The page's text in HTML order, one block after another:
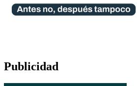
Publicidad